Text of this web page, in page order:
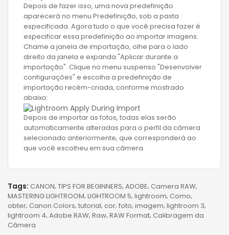
Depois de fazer isso, uma nova predefinição
aparecerá no menu Predefinição, sob a pasta
especificada. Agora tudo o que você precisa fazer é
especificar essa predefinição ao importar imagens.
Chame a janela de importação, olhe para o lado
direito da janela e expanda "Aplicar durante a
importação". Clique no menu suspenso "Desenvolver
configurações" e escolha a predefinição de
importação recém-criada, conforme mostrado
abaixo:
Depois de importar as fotos, todas elas serão
automaticamente alteradas para o perfil da câmera
selecionado anteriormente, que corresponderá ao
que você escolheu em sua câmera.
Tags: CANON TIPS FOR BEGINNERS ADOBE Camera RAW
MASTERING LIGHTROOM LIGHTROOM 5 lightroom Como
obter Canon Colors tutorial cor foto imagem lightroom 3
lightroom 4 Adobe RAW Raw RAW Format Calibragem da
Câmera